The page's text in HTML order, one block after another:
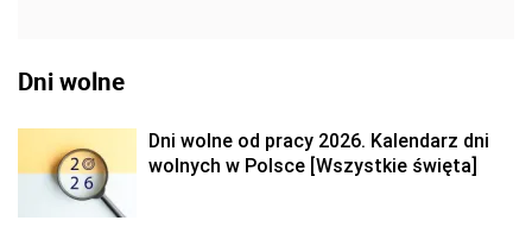
Dni wolne
Dni wolne od pracy 2026. Kalendarz dni
wolnych w Polsce [Wszystkie święta]